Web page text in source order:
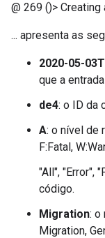
@ 269 ()> Creating
... apresenta as
2020-05-
que a
de4: o ID da
A: o nível de
F:Fatal,
"All", "Error",
código.
Migration: o
Migration,